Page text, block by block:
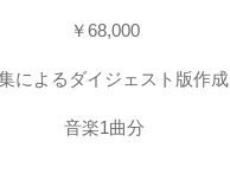
￥68,000
によるダイジェスト版作成
音楽1曲分